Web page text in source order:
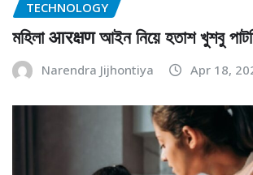
TECHNOLOGY
মহিলা आरक्षण আইন নিয়ে হতাশ খুশবু
Narendra Jijhontiya Apr 18,